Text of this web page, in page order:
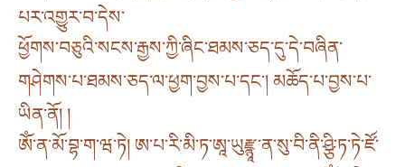
པར་འགྱུར་བ་དེས་
ཕྱོགས་བཅུའི་སངས་རྒྱས་ཀྱི་ཞིང་ཐམས་ཅད་དུ་དེ་བཞིན་
གཤེགས་པ་ཐམས་ཅད་ལ་ཕྱག་བྱས་པ་དང༌། མཆོད་པ་བྱས་པ་
ཡིན་ནོ། །
ཨོཾ་ན་མོ་བྷ་ག་ཝ་ཏེ། ཨ་པ་རི་མི་ཏ་ཨཱ་ཡུརྫྙཱ་ན་སུ་བི་ནི་ཤྩི་ཏ་ཏེ་ཛོ་